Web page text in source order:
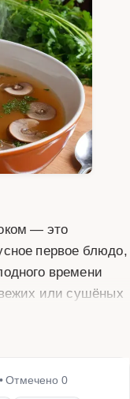
— это
первое блюдо,
времени
или сушёных
и
свежим хлебом,
Отмечено 0